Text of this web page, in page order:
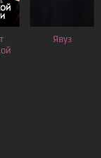
Явуз